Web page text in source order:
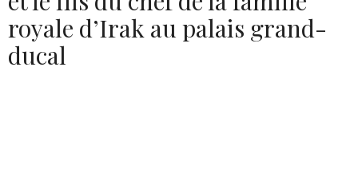
royale d’Irak au palais grand-
ducal